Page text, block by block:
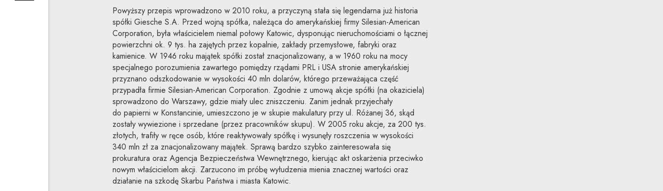
Powyższy przepis wprowadzono w 2010 roku, a przyczyną stała się legendarna już historia
spółki Giesche S.A. Przed wojną spółka, należąca do amerykańskiej firmy Silesian-American
Corporation, była właścicielem niemal połowy Katowic, dysponując nieruchomościami o łącznej
powierzchni ok. 9 tys. ha zajętych przez kopalnie, zakłady przemysłowe, fabryki oraz
kamienice. W 1946 roku majątek spółki został znacjonalizowany, a w 1960 roku na mocy
specjalnego porozumienia zawartego pomiędzy rządami PRL i USA stronie amerykańskiej
przyznano odszkodowanie w wysokości 40 mln dolarów, którego przeważająca część
przypadła firmie Silesian-American Corporation. Zgodnie z umową akcje spółki (na okaziciela)
sprowadzono do Warszawy, gdzie miały ulec zniszczeniu. Zanim jednak przyjechały
do papierni w Konstancinie, umieszczono je w skupie makulatury przy ul. Różanej 36, skąd
zostały wywiezione i sprzedane (przez pracowników skupu). W 2005 roku akcje, za 200 tys.
złotych, trafiły w ręce osób, które reaktywowały spółkę i wysunęły roszczenia w wysokości
340 mln zł za znacjonalizowany majątek. Sprawą bardzo szybko zainteresowała się
prokuratura oraz Agencja Bezpieczeństwa Wewnętrznego, kierując akt oskarżenia przeciwko
nowym właścicielom akcji. Zarzucono im próbę wyłudzenia mienia znacznej wartości oraz
działanie na szkodę Skarbu Państwa i miasta Katowic.